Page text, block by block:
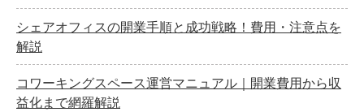
シェアオフィスの開業手順と成功戦略！費用・注意点を
解説
コワーキングスペース運営マニュアル｜開業費用から収
益化まで網羅解説